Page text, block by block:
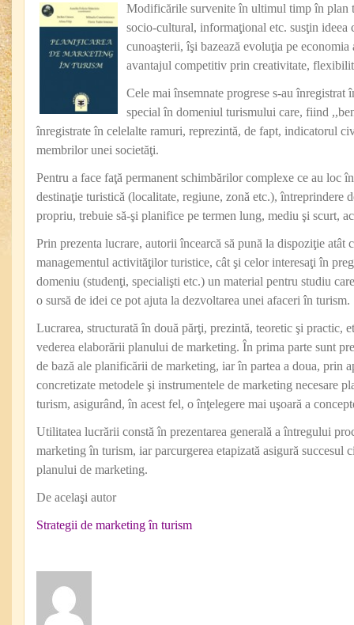
Modificările survenite în ultimul timp în plan
socio-cultural, informaţional etc. susţin ideea
cunoaşterii, îşi bazează evoluţia pe economia
avantajul competitiv prin creativitate,
Cele mai însemnate progrese s-au înregistrat
special în domeniul turismului care, fiind
înregistrate în celelalte ramuri, reprezintă, de fapt, indicatorul
membrilor unei societăţi.
Pentru a face faţă permanent schimbărilor complexe ce au loc
destinaţie turistică (localitate, regiune, zonă etc.), întreprindere
propriu, trebuie să-şi planifice pe termen lung, mediu şi scurt,
Prin prezenta lucrare, autorii încearcă să pună la dispoziţie atât
managementul activităţilor turistice, cât şi celor interesaţi în
domeniu (studenţi, specialişti etc.) un material pentru studiu
o sursă de idei ce pot ajuta la dezvoltarea unei afaceri în turism.
Lucrarea, structurată în două părţi, prezintă, teoretic şi practic,
vederea elaborării planului de marketing. În prima parte sunt
de bază ale planificării de marketing, iar în partea a doua, prin
concretizate metodele şi instrumentele de marketing necesare
turism, asigurând, în acest fel, o înţelegere mai uşoară a
Utilitatea lucrării constă în prezentarea generală a întregului
marketing în turism, iar parcurgerea etapizată asigură succesul
planului de marketing.
De acelaşi autor
Strategii de marketing în turism